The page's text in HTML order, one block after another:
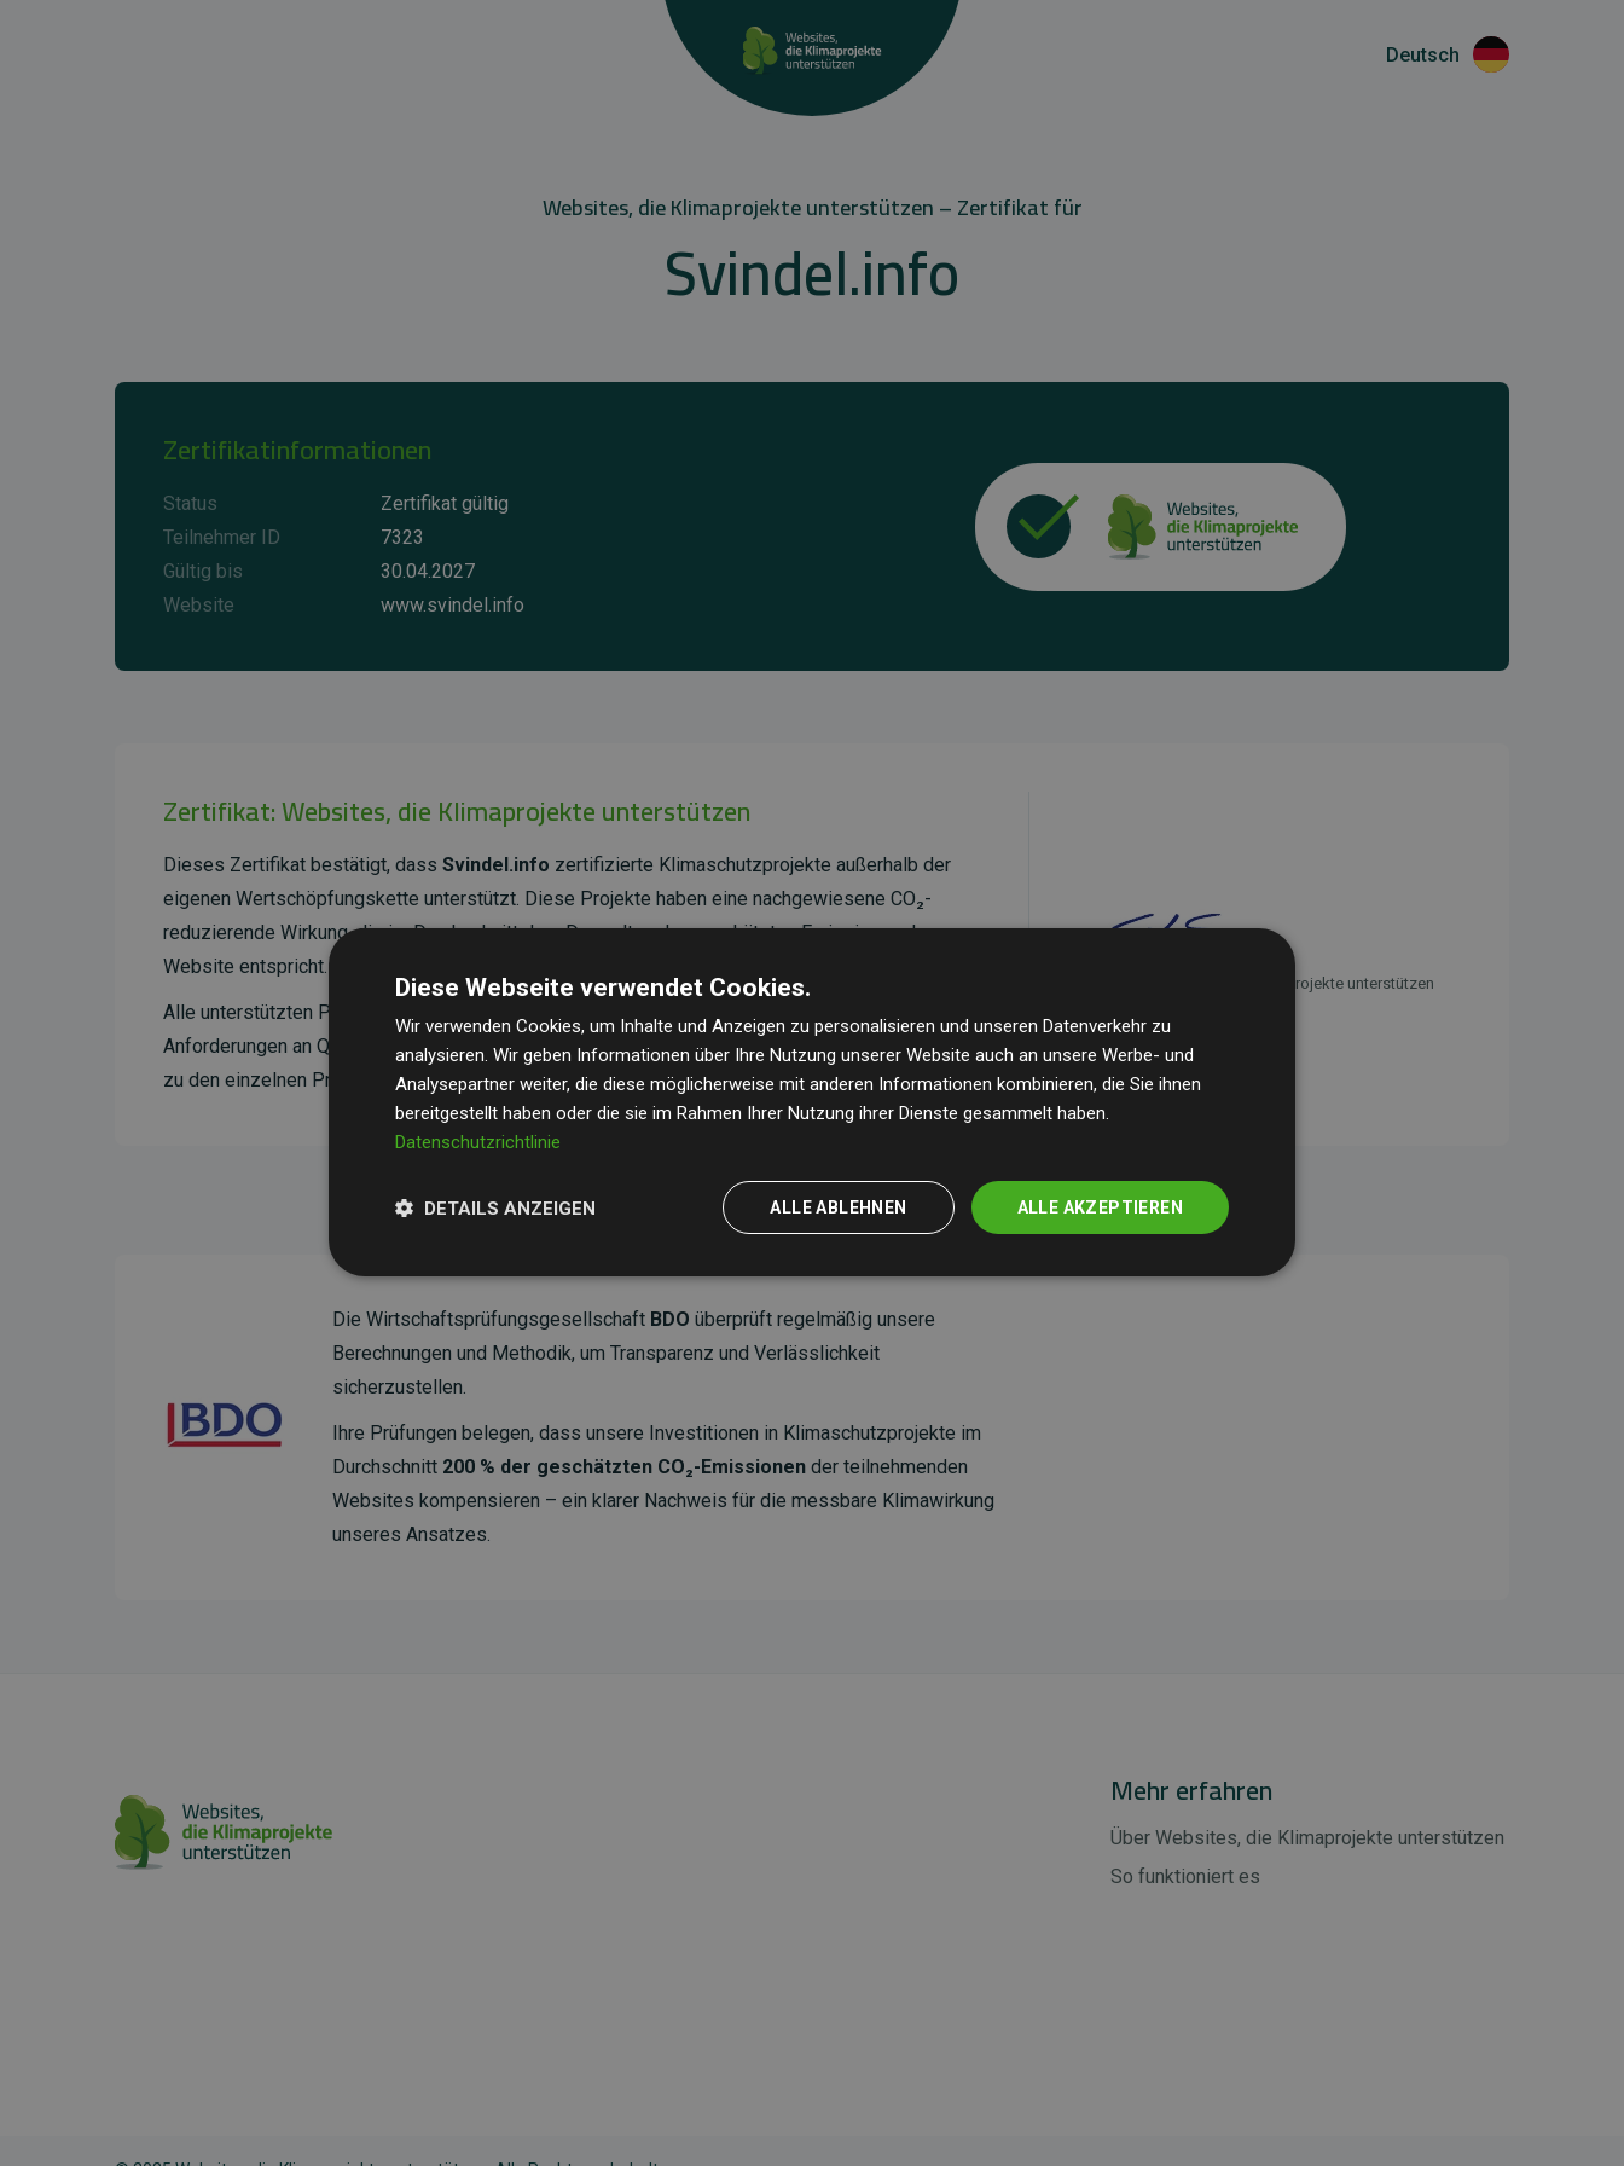
Deutsch
Websites, die Klimaprojekte unterstützen – Zertifikat für
Svindel.info
Zertifikatinformationen
Status
Zertifikat gültig
Teilnehmer ID
7323
Gültig bis
30.04.2027
Website
www.svindel.info
Zertifikat: Websites, die Klimaprojekte unterstützen
Dieses Zertifikat bestätigt, dass Svindel.info zertifizierte Klimaschutzprojekte außerhalb der
eigenen Wertschöpfungskette unterstützt. Diese Projekte haben eine nachgewiesene CO₂-
reduzierende Wirkung, die im Durchschnitt dem Doppelten der geschätzten Emissionen der
Website entspricht.
Alle unterstützten Projekte werden durch
Anforderungen an Qualität, tatsächliche Klimawirkung und Transparenz. Weitere Informationen
zu den einzelnen Projekten findenSie hier.
Initiative Websites, die Klimaprojekte unterstützen
Die Wirtschaftsprüfungsgesellschaft BDO überprüft regelmäßig unsere
Berechnungen und Methodik, um Transparenz und Verlässlichkeit
sicherzustellen.
Ihre Prüfungen belegen, dass unsere Investitionen in Klimaschutzprojekte im
Durchschnitt 200 % der geschätzten CO₂-Emissionen der teilnehmenden
Websites kompensieren – ein klarer Nachweis für die messbare Klimawirkung
unseres Ansatzes.
Mehr erfahren
Über Websites, die Klimaprojekte unterstützen
So funktioniert es
Diese Webseite verwendet Cookies.
Wir verwenden Cookies, um Inhalte und Anzeigen zu personalisieren und unseren Datenverkehr zu
analysieren. Wir geben Informationen über Ihre Nutzung unserer Website auch an unsere Werbe- und
Analysepartner weiter, die diese möglicherweise mit anderen Informationen kombinieren, die Sie ihnen
bereitgestellt haben oder die sie im Rahmen Ihrer Nutzung ihrer Dienste gesammelt haben.
Datenschutzrichtlinie
ALLE AKZEPTIEREN
ALLE ABLEHNEN
DETAILS ANZEIGEN